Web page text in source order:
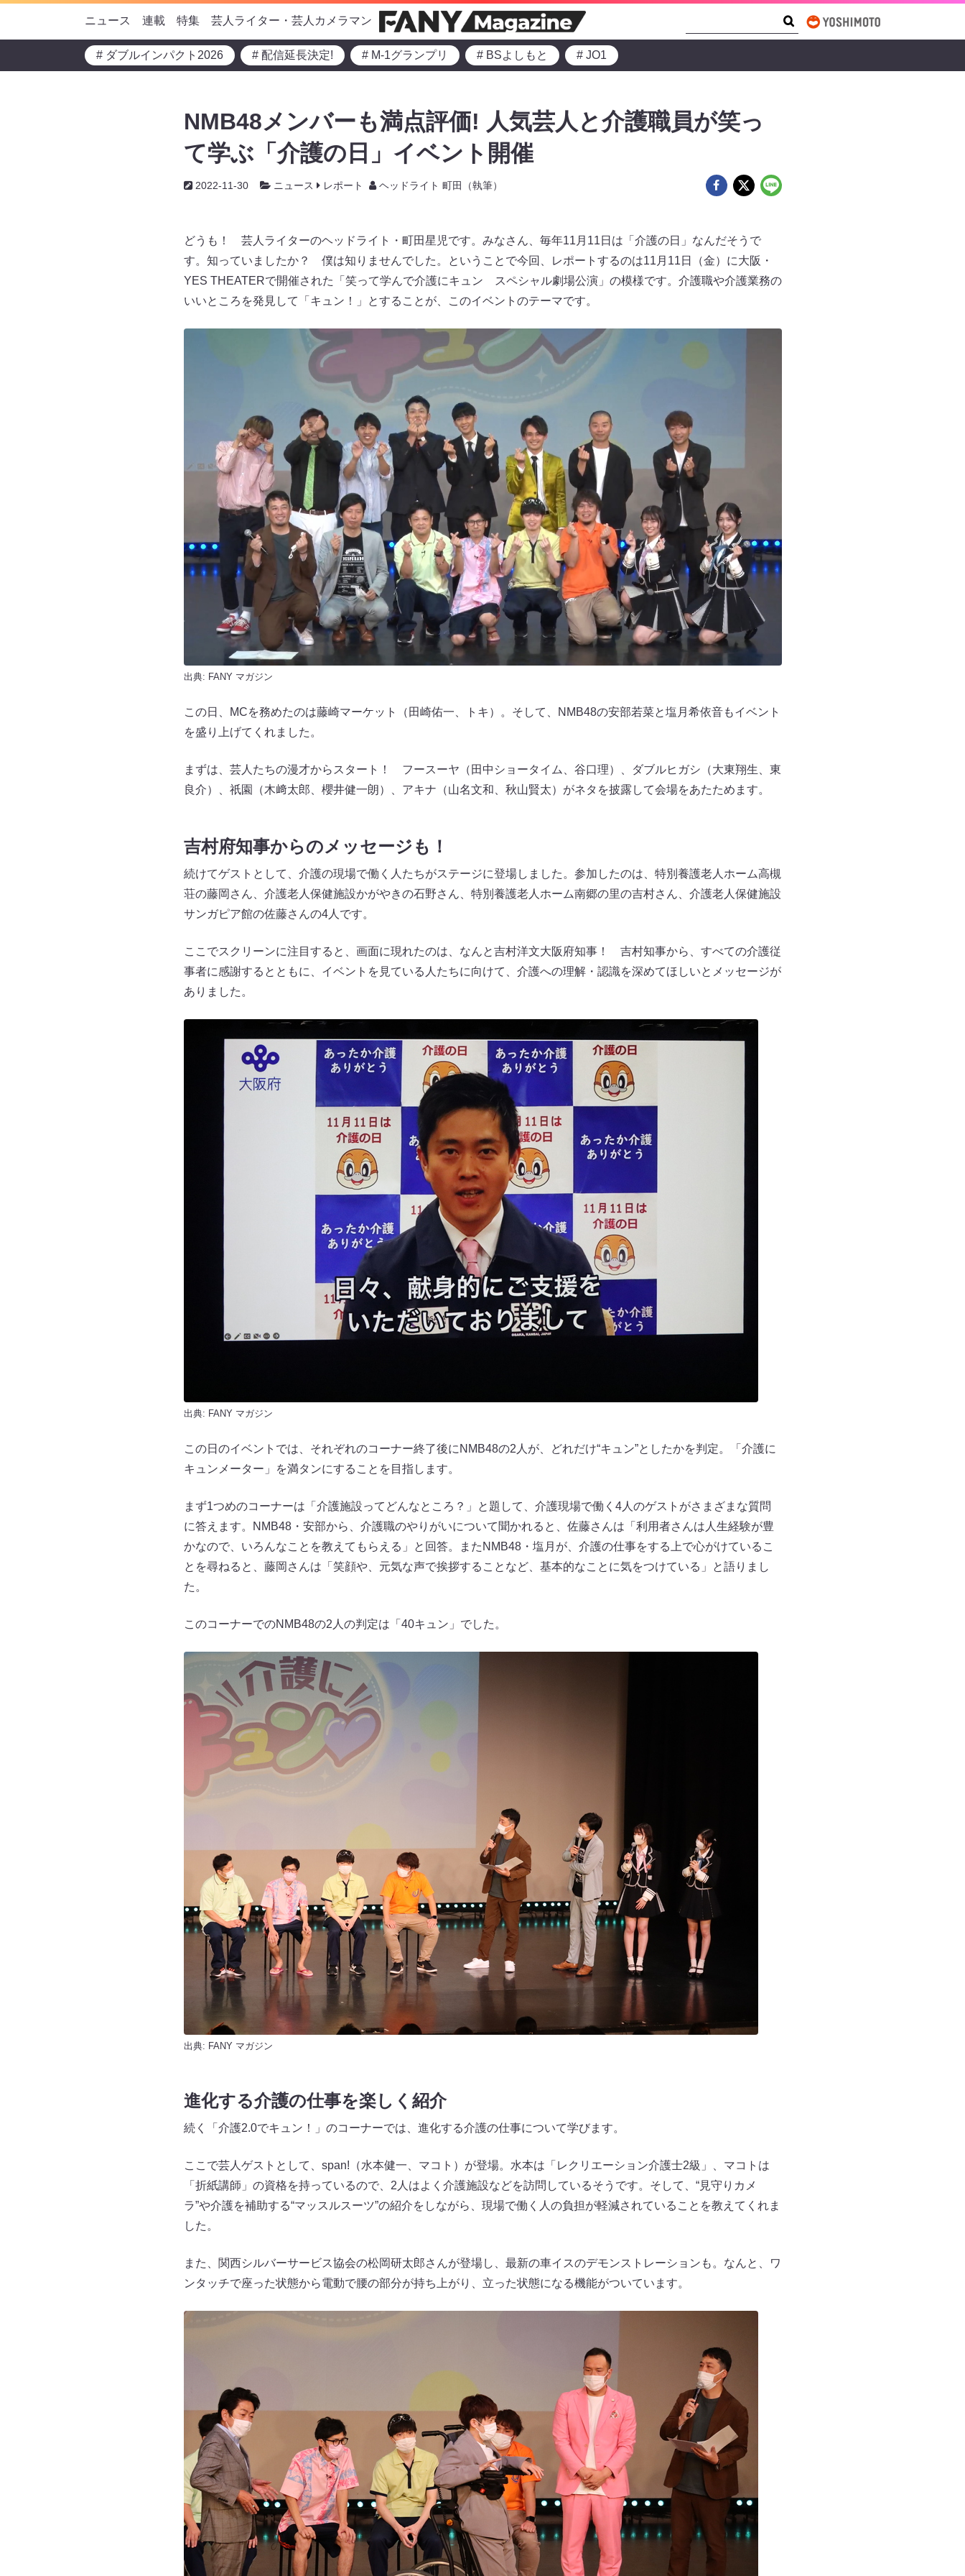
ニュース 連載 特集 芸人ライター・芸人カメラマン
# ダブルインパクト2026 # 配信延長決定! # M-1グランプリ # BSよしもと # JO1
NMB48メンバーも満点評価! 人気芸人と介護職員が笑っ
て学ぶ「介護の日」イベント開催
2022-11-30 ニュース レポート ヘッドライト 町田（執筆）
どうも！ 芸人ライターのヘッドライト・町田星児です。みなさん、毎年11月11日は「介護の日」なんだそうで
す。知っていましたか？ 僕は知りませんでした。ということで今回、レポートするのは11月11日（金）に大阪・
YES THEATERで開催された「笑って学んで介護にキュン スペシャル劇場公演」の模様です。介護職や介護業務の
いいところを発見して「キュン！」とすることが、このイベントのテーマです。
出典: FANY マガジン
この日、MCを務めたのは藤崎マーケット（田崎佑一、トキ）。そして、NMB48の安部若菜と塩月希依音もイベント
を盛り上げてくれました。
まずは、芸人たちの漫才からスタート！ フースーヤ（田中ショータイム、谷口理）、ダブルヒガシ（大東翔生、東
良介）、祇園（木﨑太郎、櫻井健一朗）、アキナ（山名文和、秋山賢太）がネタを披露して会場をあたためます。
吉村府知事からのメッセージも！
続けてゲストとして、介護の現場で働く人たちがステージに登場しました。参加したのは、特別養護老人ホーム高槻
荘の藤岡さん、介護老人保健施設かがやきの石野さん、特別養護老人ホーム南郷の里の吉村さん、介護老人保健施設
サンガピア館の佐藤さんの4人です。
ここでスクリーンに注目すると、画面に現れたのは、なんと吉村洋文大阪府知事！ 吉村知事から、すべての介護従
事者に感謝するとともに、イベントを見ている人たちに向けて、介護への理解・認識を深めてほしいとメッセージが
ありました。
出典: FANY マガジン
この日のイベントでは、それぞれのコーナー終了後にNMB48の2人が、どれだけ“キュン”としたかを判定。「介護に
キュンメーター」を満タンにすることを目指します。
まず1つめのコーナーは「介護施設ってどんなところ？」と題して、介護現場で働く4人のゲストがさまざまな質問
に答えます。NMB48・安部から、介護職のやりがいについて聞かれると、佐藤さんは「利用者さんは人生経験が豊
かなので、いろんなことを教えてもらえる」と回答。またNMB48・塩月が、介護の仕事をする上で心がけているこ
とを尋ねると、藤岡さんは「笑顔や、元気な声で挨拶することなど、基本的なことに気をつけている」と語りまし
た。
このコーナーでのNMB48の2人の判定は「40キュン」でした。
出典: FANY マガジン
進化する介護の仕事を楽しく紹介
続く「介護2.0でキュン！」のコーナーでは、進化する介護の仕事について学びます。
ここで芸人ゲストとして、span!（水本健一、マコト）が登場。水本は「レクリエーション介護士2級」、マコトは
「折紙講師」の資格を持っているので、2人はよく介護施設などを訪問しているそうです。そして、“見守りカメ
ラ”や介護を補助する“マッスルスーツ”の紹介をしながら、現場で働く人の負担が軽減されていることを教えてくれま
した。
また、関西シルバーサービス協会の松岡研太郎さんが登場し、最新の車イスのデモンストレーションも。なんと、ワ
ンタッチで座った状態から電動で腰の部分が持ち上がり、立った状態になる機能がついています。